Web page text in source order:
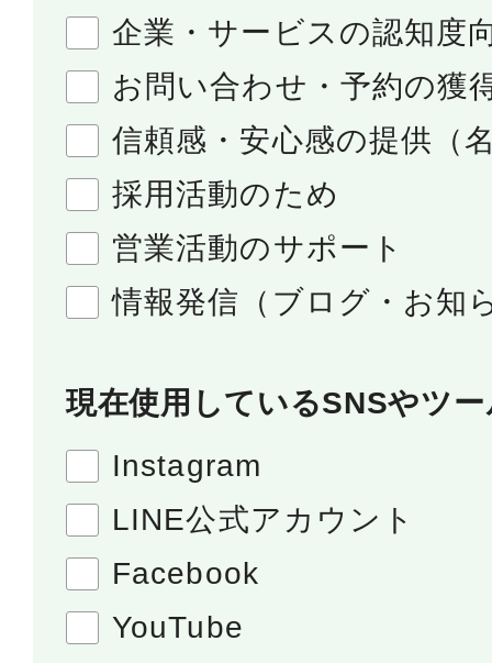
企業・サービスの認知度
お問い合わせ・予約の獲
信頼感・安心感の提供（
採用活動のため
営業活動のサポート
情報発信（ブログ・お知
現在使用しているSNSやツー
Instagram
LINE公式アカウント
Facebook
YouTube